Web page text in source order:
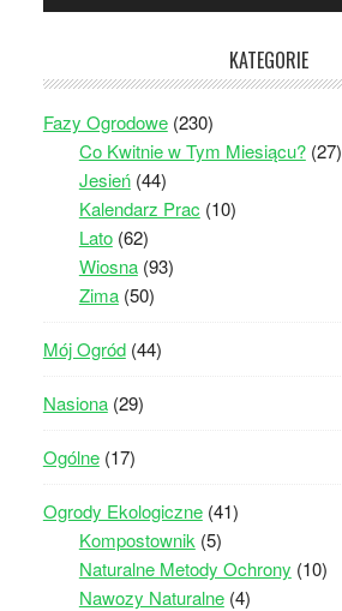
KATEGORIE
Fazy Ogrodowe(230)
Co Kwitnie w Tym Miesiącu?(27)
Jesień(44)
Kalendarz Prac (10)
Lato(62)
Wiosna(93)
Zima(50)
Mój Ogród(44)
Nasiona(29)
Ogólne(17)
Ogrody Ekologiczne(41)
Kompostownik (5)
Naturalne Metody Ochrony (10)
Nawozy Naturalne(4)